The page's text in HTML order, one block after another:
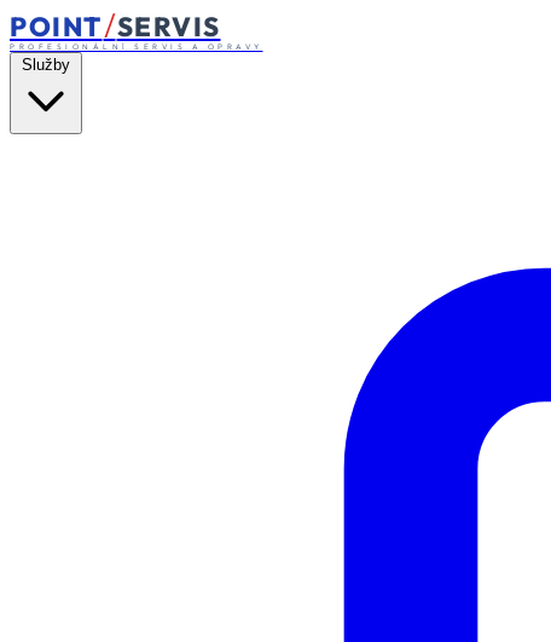
POINT/SERVIS
PROFESIONÁLNÍ SERVIS A OPRAVY
Služby